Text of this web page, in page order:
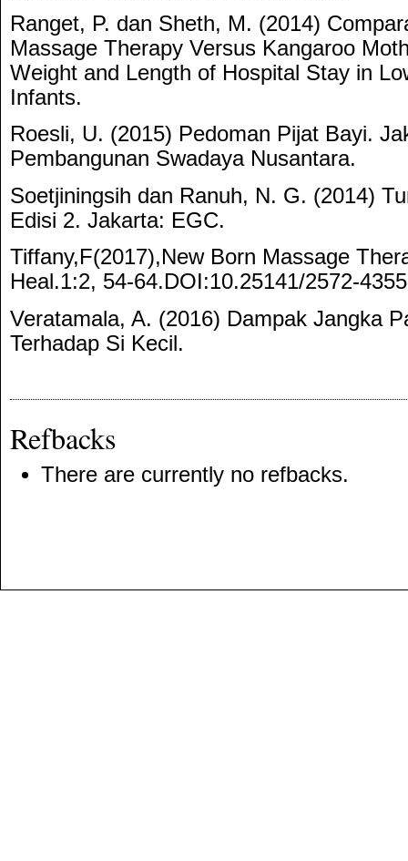
Ranget, P. dan Sheth, M. (2014)
Massage Therapy Versus Kangaroo
Weight and Length of Hospital Stay in
Infants.
Roesli, U. (2015) Pedoman Pijat Bayi.
Pembangunan Swadaya Nusantara.
Soetjiningsih dan Ranuh, N. G. (2014)
Edisi 2. Jakarta: EGC.
Tiffany,F(2017),New Born Massage
Heal.1:2, 54-64.DOI:10.25141/2572-
Veratamala, A. (2016) Dampak Jangka
Terhadap Si Kecil.
Refbacks
There are currently no refbacks.